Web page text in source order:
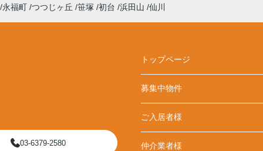
永福町 つつじヶ丘 笹塚 初台 浜田山 仙川
03-6379-2580
トップページ
募集中物件
ご入居者様
仲介業者様